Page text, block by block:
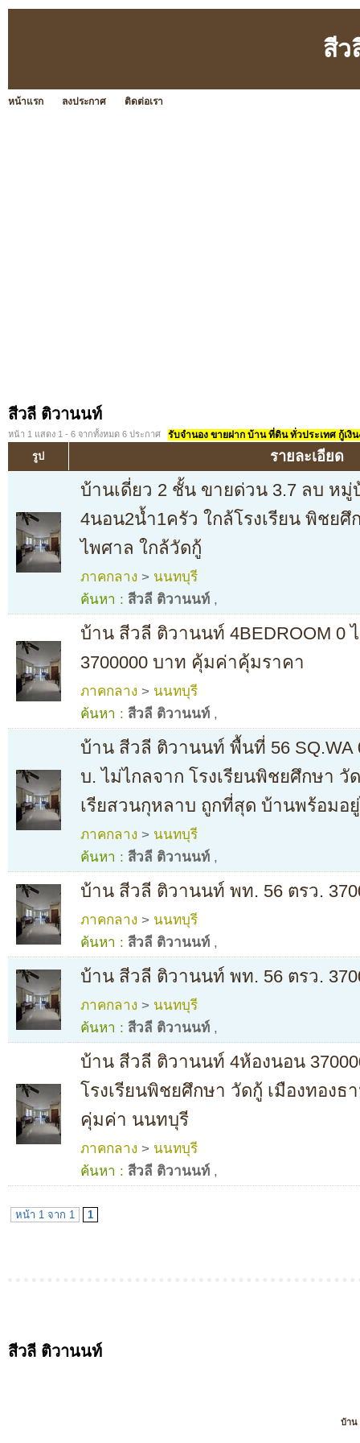
สีว
หน้าแรก ลงประกาศ ติดต่อเรา
สีวลี ติวานนท์
หน้า 1 แสดง 1 - 6 จากทั้งหมด 6 ประกาศ รับจำนอง ขายฝาก บ้าน ที่ดิน ทั่วประเทศ กู้เงิ
รูป รายละเอียด
บ้านเดี่ยว 2 ชั้น ขายด่วน 3.7 ลบ ห
4นอน2น้ำ1ครัว ใกล้โรงเรียน พิชยศึ
ไพศาล ใกล้วัดกู้
ภาคกลาง > นนทบุรี
ค้นหา : สีวลี ติวานนท์ ,
บ้าน สีวลี ติวานนท์ 4BEDROOM 0
3700000 บาท คุ้มค่าคุ้มราคา
ภาคกลาง > นนทบุรี
ค้นหา : สีวลี ติวานนท์ ,
บ้าน สีวลี ติวานนท์ พื้นที่ 56 SQ.WA
บ. ไม่ไกลจาก โรงเรียนพิชยศึกษา วั
เรียสวนกุหลาบ ถูกที่สุด บ้านพร้อมอ
ภาคกลาง > นนทบุรี
ค้นหา : สีวลี ติวานนท์ ,
บ้าน สีวลี ติวานนท์ พท. 56 ตรว.
ภาคกลาง > นนทบุรี
ค้นหา : สีวลี ติวานนท์ ,
บ้าน สีวลี ติวานนท์ พท. 56 ตรว.
ภาคกลาง > นนทบุรี
ค้นหา : สีวลี ติวานนท์ ,
บ้าน สีวลี ติวานนท์ 4ห้องนอน
โรงเรียนพิชยศึกษา วัดกู้ เมืองทองธ
คุ่มค่า นนทบุรี
ภาคกลาง > นนทบุรี
ค้นหา : สีวลี ติวานนท์ ,
หน้า 1 จาก 1 1
สีวลี ติวานนท์
บ้าน